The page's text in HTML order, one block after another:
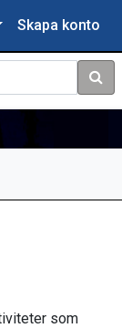
Skapa konto
Sök
som